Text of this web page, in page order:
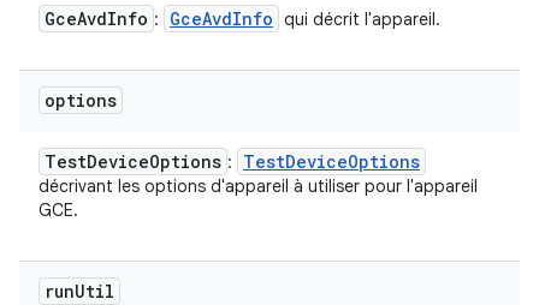
GceAvdInfo : GceAvdInfo qui décrit l'appareil.
options
TestDeviceOptions : TestDeviceOptions
décrivant les options d'appareil à utiliser pour l'appareil
GCE.
runUtil